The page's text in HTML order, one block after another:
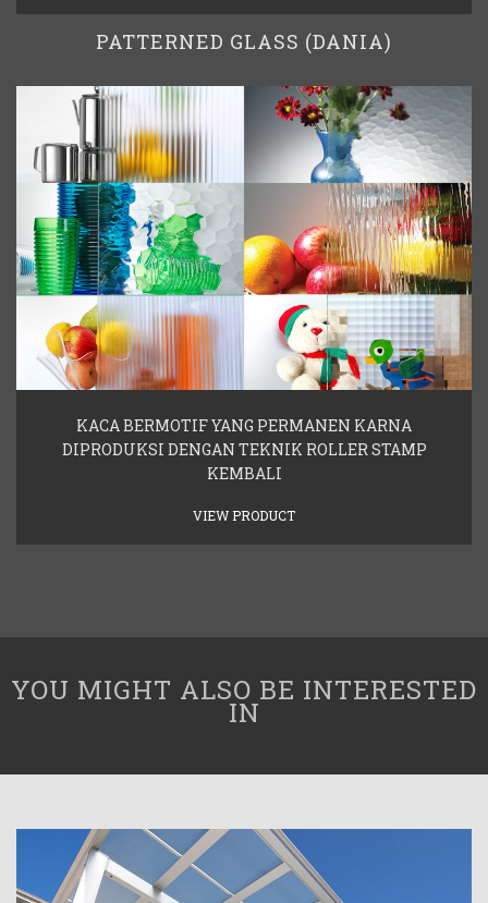
PATTERNED GLASS (DANIA)
KACA BERMOTIF YANG PERMANEN KARNA
DIPRODUKSI DENGAN TEKNIK ROLLER STAMP
KEMBALI
VIEW PRODUCT
YOU MIGHT ALSO BE INTERESTED
IN